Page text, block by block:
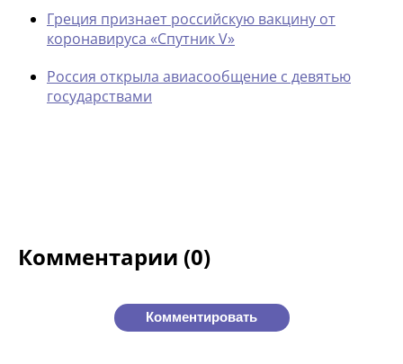
Греция признает российскую вакцину от
коронавируса «Спутник V»
Россия открыла авиасообщение с девятью
государствами
Комментарии (0)
Комментировать